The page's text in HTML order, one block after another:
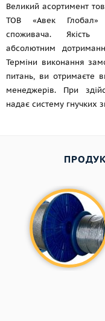
Великий асортимент
ТОВ «Авек Глобал»
споживача. Якість
абсолютним
Терміни виконання
питань, ви отримаєте
менеджерів. При
надає систему гнучких